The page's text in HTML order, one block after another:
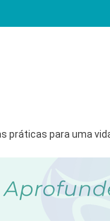
para uma